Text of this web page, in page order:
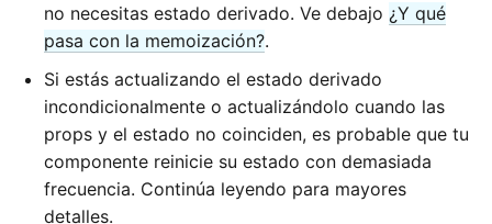
no necesitas estado derivado. Ve debajo ¿Y qué
pasa con la memoización?.
Si estás actualizando el estado derivado
incondicionalmente o actualizándolo cuando las
props y el estado no coinciden, es probable que tu
componente reinicie su estado con demasiada
frecuencia. Continúa leyendo para mayores
detalles.